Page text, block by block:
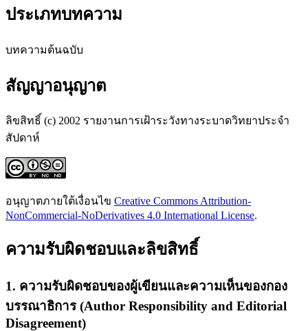
ประเภทบทความ
บทความต้นฉบับ
สัญญาอนุญาต
ลิขสิทธิ์ (c) 2002 รายงานการเฝ้าระวังทางระบาดวิทยาประจำ
สัปดาห์
อนุญาตภายใต้เงื่อนไข Creative Commons Attribution-
NonCommercial-NoDerivatives 4.0 International License.
ความรับผิดชอบและลิขสิทธิ์
1. ความรับผิดชอบของผู้เขียนและความเห็นของกอง
บรรณาธิการ (Author Responsibility and Editorial
Disagreement)